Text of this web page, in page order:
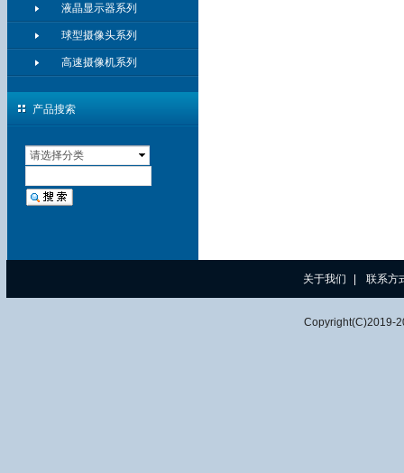
产品搜索
请选择分类
液晶显示器系列
球型摄像头系列
高速摄像机系列
Copyright(C)2019-
关于我们 联系方